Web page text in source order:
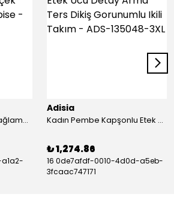
Kadın Sıfır Kol Sırttan Bağlamalı Fırfırlı çiçek Desenli Süprem Elbise - ADS-164603-S-M
Adisia
Kadın Pembe Kapşonlu Etek Ucu Detay Arma Ters Dikiş Gorunumlu Ikili Takım - ADS-135048-3XL
₺ 1,274.86
16 0de7afdf-0010-4d0d-a5eb-
3fcaac747171